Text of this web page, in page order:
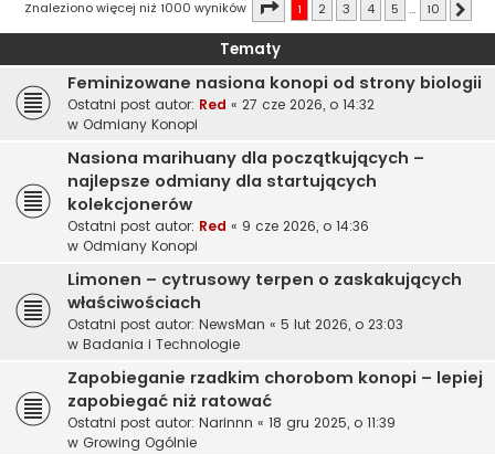
Znaleziono więcej niż 1000 wyników Strona1 10
1 2 3 4 5 … 10
Tematy
Feminizowane nasiona konopi od strony biologii
Ostatni post autor: Red « 27 cze 2026, o 14:32
w Odmiany Konopi
Nasiona marihuany dla początkujących –
najlepsze odmiany dla startujących
kolekcjonerów
Ostatni post autor: Red « 9 cze 2026, o 14:36
w Odmiany Konopi
Limonen – cytrusowy terpen o zaskakujących
właściwościach
Ostatni post autor: NewsMan « 5 lut 2026, o 23:03
w Badania i Technologie
Zapobieganie rzadkim chorobom konopi – lepiej
zapobiegać niż ratować
Ostatni post autor: Narinnn « 18 gru 2025, o 11:39
w Growing Ogólnie